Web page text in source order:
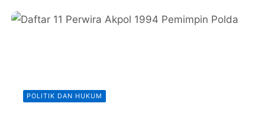
POLITIK DAN HUKUM